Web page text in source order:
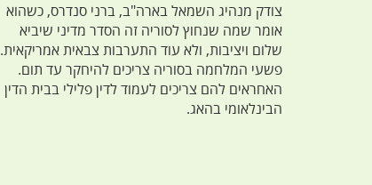
צודק מנהיג השמאל בארה"ב, ברני סנדרס, כשהוא
אומר שמה שנחוץ לסוריה זה הסדר מדיני שיביא
שלום ויציבות, ולא עוד התערבות צבאית אמריקאית.
פשעי המלחמה בסוריה צריכים להיחקר עד תום.
האחראים להם צריכים לעמוד לדין פלילי בבית הדין
הבינלאומי בהאג.